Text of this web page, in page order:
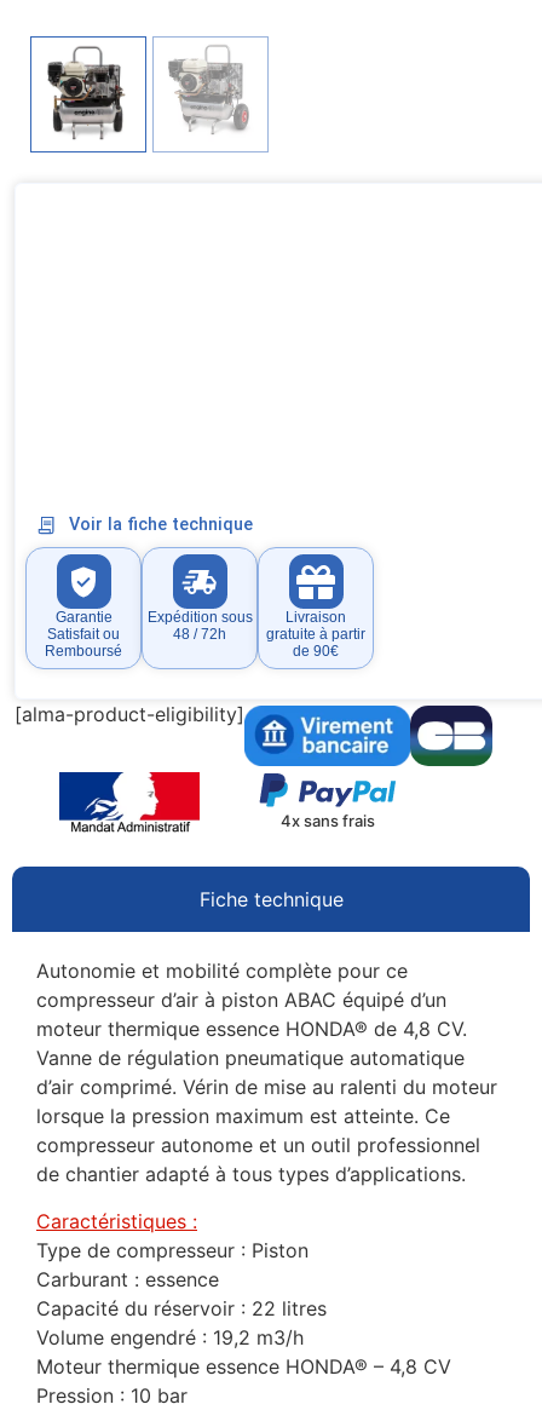
Voir la fiche technique
Garantie
Satisfait ou
Remboursé
Expédition sous
48 / 72h
Livraison
gratuite à partir
de 90€
[alma-product-eligibility]
4x sans frais
Fiche technique
Autonomie et mobilité complète pour ce
compresseur d’air à piston ABAC équipé d’un
moteur thermique essence HONDA® de 4,8 CV.
Vanne de régulation pneumatique automatique
d’air comprimé. Vérin de mise au ralenti du moteur
lorsque la pression maximum est atteinte. Ce
compresseur autonome et un outil professionnel
de chantier adapté à tous types d’applications.
Caractéristiques :
Type de compresseur : Piston
Carburant : essence
Capacité du réservoir : 22 litres
Volume engendré : 19,2 m3/h
Moteur thermique essence HONDA® – 4,8 CV
Pression : 10 bar